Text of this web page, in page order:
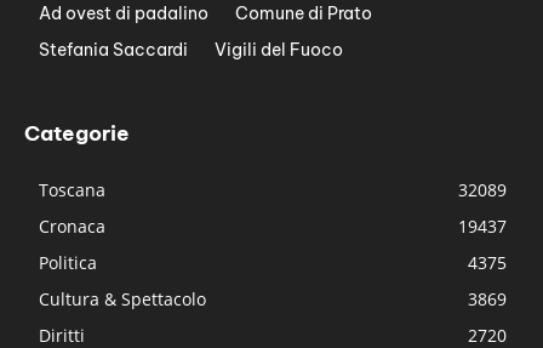
Ad ovest di padalino
Comune di Prato
Stefania Saccardi
Vigili del Fuoco
Categorie
Toscana
32089
Cronaca
19437
Politica
4375
Cultura & Spettacolo
3869
Diritti
2720